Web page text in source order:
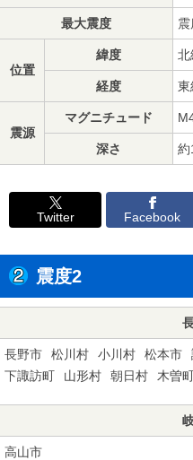
最大震度 震
位置
緯度 北
経度 東
震源
マグニチュード
深さ 約
Twitter Facebook
震度2
長野市 松川村 小川村 松本市
下諏訪町
山形村 朝日村 木曽
高山市